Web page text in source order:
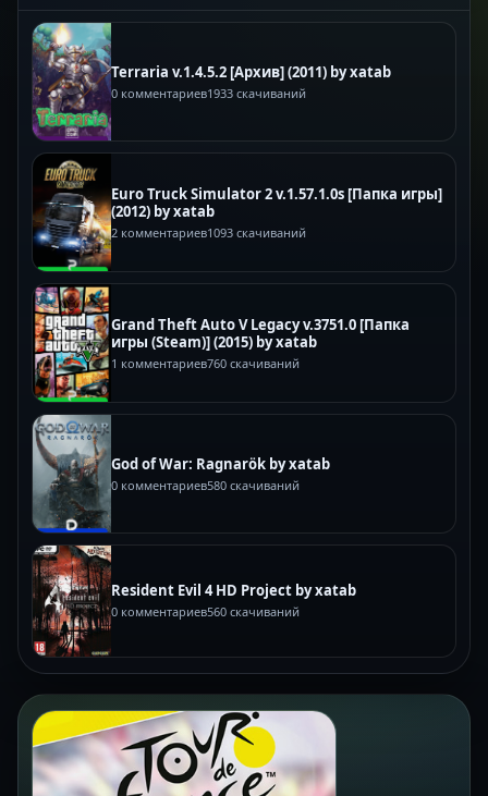
Terraria v.1.4.5.2 [Архив] (2011) by xatab
0 комментариев1933 скачиваний
Euro Truck Simulator 2 v.1.57.1.0s [Папка игры]
(2012) by xatab
2 комментариев1093 скачиваний
Grand Theft Auto V Legacy v.3751.0 [Папка
игры (Steam)] (2015) by xatab
1 комментариев760 скачиваний
God of War: Ragnarök by xatab
0 комментариев580 скачиваний
Resident Evil 4 HD Project by xatab
0 комментариев560 скачиваний